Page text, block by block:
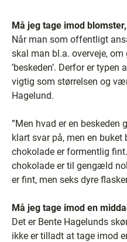
Må jeg tage imod
Når man som offentligt
skal man bl.a. overveje,
’beskeden’. Derfor er
vigtig som størrelsen og
Hagelund.
”Men hvad er en beskeden
klart svar på, men en
chokolade er formentlig
chokolade er til gengæld
er fint, men seks dyre
Må jeg tage imod en
Det er Bente Hagelunds
ikke er tilladt at tage imod